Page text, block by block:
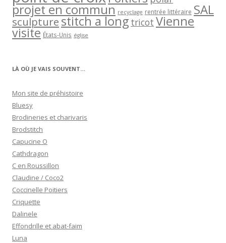
projet en commun recyclage rentrée littéraire SAL
sculpturestitch a long tricot Vienne
visite États-Unis église
LÀ OÙ JE VAIS SOUVENT…
Mon site de préhistoire
Bluesy
Brodineries et charivaris
Brodstitch
Capucine O
Cathdragon
C en Roussillon
Claudine / Coco2
Coccinelle Poitiers
Criquette
Dalinele
Effondrille et abat-faim
Luna